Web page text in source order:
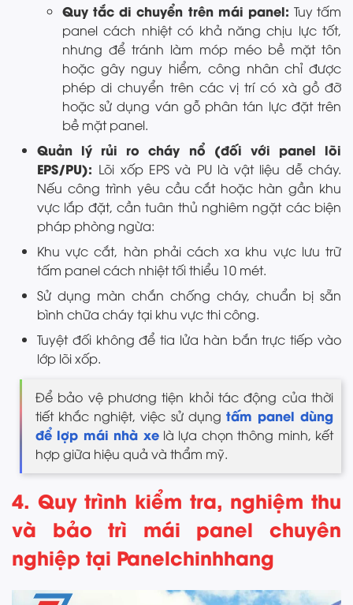
Quy tắc di chuyển trên mái panel: Tuy tấm
panel cách nhiệt có khả năng chịu lực tốt,
nhưng để tránh làm móp méo bề mặt tôn
hoặc gây nguy hiểm, công nhân chỉ được
phép di chuyển trên các vị trí có xà gồ đỡ
hoặc sử dụng ván gỗ phân tán lực đặt trên
bề mặt panel.
Quản lý rủi ro cháy nổ (đối với panel lõi
EPS/PU): Lõi xốp EPS và PU là vật liệu dễ cháy.
Nếu công trình yêu cầu cắt hoặc hàn gần khu
vực lắp đặt, cần tuân thủ nghiêm ngặt các biện
pháp phòng ngừa:
Khu vực cắt, hàn phải cách xa khu vực lưu trữ
tấm panel cách nhiệt tối thiểu 10 mét.
Sử dụng màn chắn chống cháy, chuẩn bị sẵn
bình chữa cháy tại khu vực thi công.
Tuyệt đối không để tia lửa hàn bắn trực tiếp vào
lớp lõi xốp.
Để bảo vệ phương tiện khỏi tác động của thời
tiết khắc nghiệt, việc sử dụng tấm panel dùng
để lợp mái nhà xelà lựa chọn thông minh, kết
hợp giữa hiệu quả và thẩm mỹ.
4. Quy trình kiểm tra, nghiệm thu
và bảo trì mái panel chuyên
nghiệp tại Panelchinhhang